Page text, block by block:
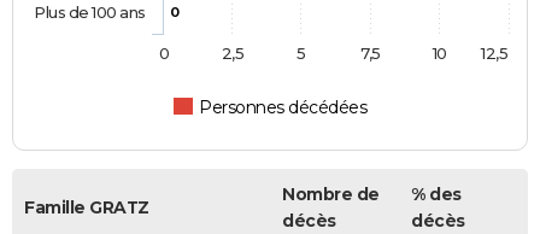
0
Personnes décédées
Plus de 100 ans
0 10
2,5 5 7,5 12,5
Famille GRATZ
Nombre de
décès
% des
décès